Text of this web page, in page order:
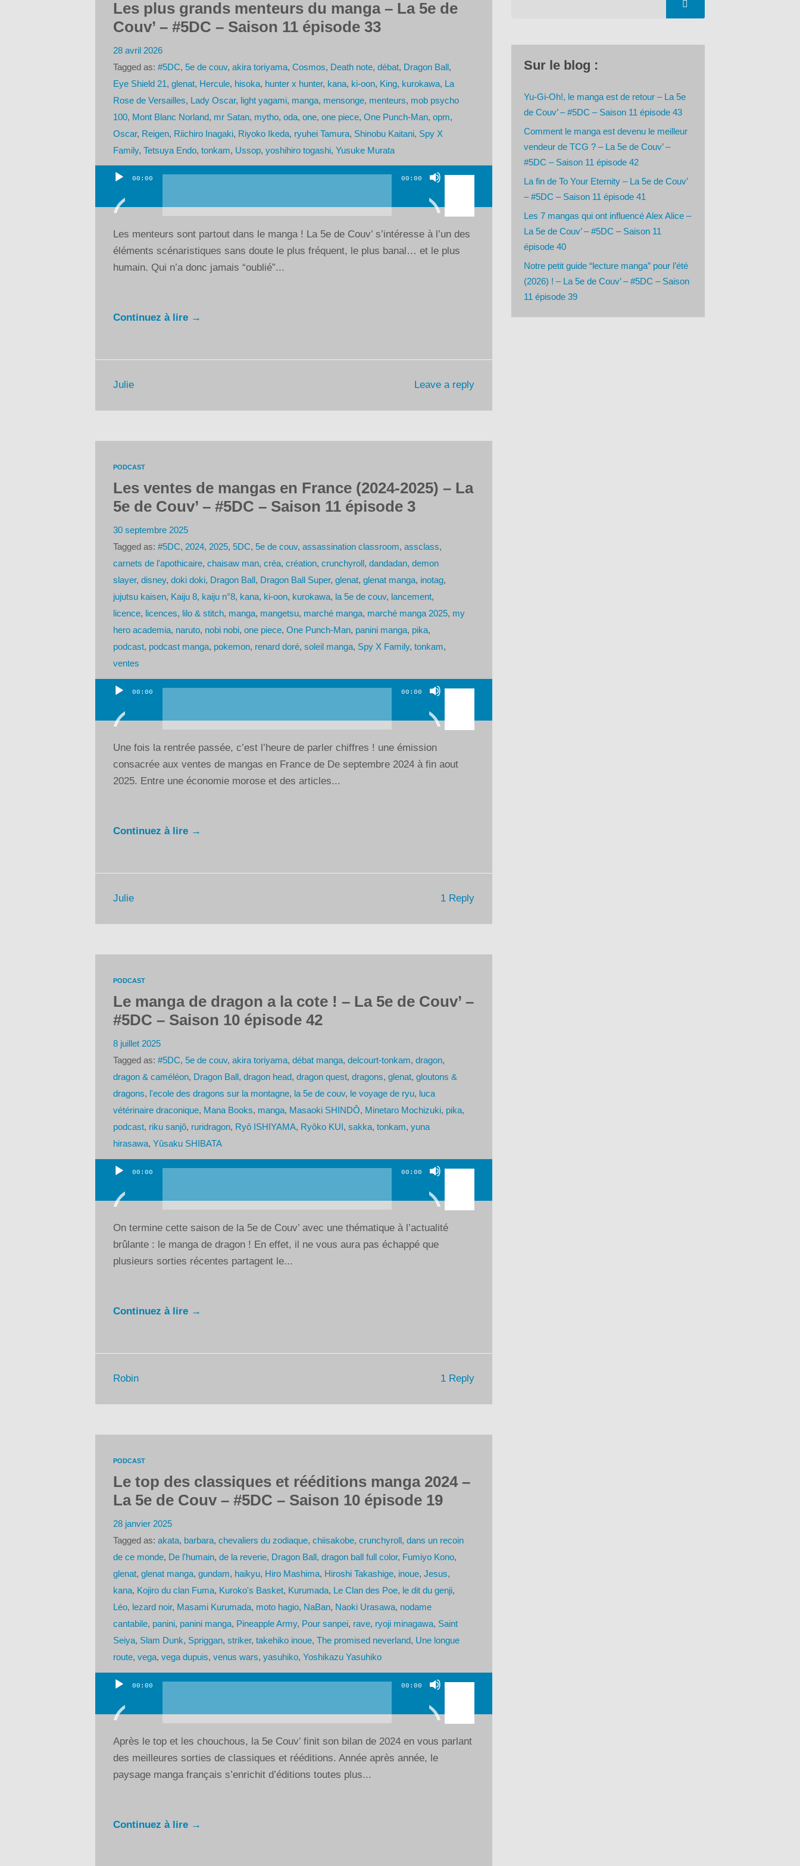
Les plus grands menteurs du manga – La 5e de
Couv’ – #5DC – Saison 11 épisode 33
28 avril 2026
Tagged as: #5DC, 5e de couv, akira toriyama, Cosmos, Death note, débat, Dragon Ball,
Eye Shield 21, glenat, Hercule, hisoka, hunter x hunter, kana, ki-oon, King, kurokawa, La
Rose de Versailles, Lady Oscar, light yagami, manga, mensonge, menteurs, mob psycho
100, Mont Blanc Norland, mr Satan, mytho, oda, one, one piece, One Punch-Man, opm,
Oscar, Reigen, Riichiro Inagaki, Riyoko Ikeda, ryuhei Tamura, Shinobu Kaitani, Spy X
Family, Tetsuya Endo, tonkam, Ussop, yoshihiro togashi, Yusuke Murata
Lecteur
audio
00:00 00:00
Utilisez
flèches
pour
augmenter
Les menteurs sont partout dans le manga ! La 5e de Couv’ s’intéresse à l’un des
éléments scénaristiques sans doute le plus fréquent, le plus banal… et le plus
humain. Qui n’a donc jamais “oublié”...
Continuez à lire →
Leave a reply
Julie
PODCAST
Les ventes de mangas en France (2024-2025) – La
5e de Couv’ – #5DC – Saison 11 épisode 3
30 septembre 2025
Tagged as: #5DC, 2024, 2025, 5DC, 5e de couv, assassination classroom, assclass,
carnets de l'apothicaire, chaisaw man, créa, création, crunchyroll , dandadan, demon
slayer, disney, doki doki, Dragon Ball , Dragon Ball Super, glenat, glenat manga, inotag,
jujutsu kaisen, Kaiju 8, kaiju n°8, kana, ki-oon, kurokawa, la 5e de couv, lancement,
licence, licences, lilo & stitch, manga, mangetsu, marché manga, marché manga 2025, my
hero academia, naruto, nobi nobi, one piece, One Punch-Man, panini manga, pika,
podcast, podcast manga, pokemon, renard doré, soleil manga, Spy X Family, tonkam,
ventes
Lecteur
audio
00:00 00:00
Utilisez
flèches
augmenter
Une fois la rentrée passée, c’est l’heure de parler chiffres ! une émission
consacrée aux ventes de mangas en France de De septembre 2024 à fin aout
2025. Entre une économie morose et des articles...
Continuez à lire →
1 Reply
Julie
PODCAST
Le manga de dragon a la cote ! – La 5e de Couv’ –
#5DC – Saison 10 épisode 42
8 juillet 2025
Tagged as: #5DC, 5e de couv, akira toriyama, débat manga, delcourt-tonkam, dragon,
dragon & caméléon, Dragon Ball , dragon head, dragon quest, dragons, glenat, gloutons &
dragons, l'ecole des dragons sur la montagne, la 5e de couv, le voyage de ryu, luca
vétérinaire draconique, Mana Books, manga, Masaoki SHINDÔ, Minetaro Mochizuki, pika,
podcast, riku sanjô, ruridragon, Ryô ISHIYAMA, Ryôko KUI , sakka, tonkam, yuna
hirasawa, Yûsaku SHIBATA
Lecteur
audio
00:00 00:00
Utilisez
flèches
pour
On termine cette saison de la 5e de Couv’ avec une thématique à l’actualité
brûlante : le manga de dragon ! En effet, il ne vous aura pas échappé que
plusieurs sorties récentes partagent le...
Continuez à lire →
1 Reply
Robin
PODCAST
Le top des classiques et rééditions manga 2024 –
La 5e de Couv – #5DC – Saison 10 épisode 19
28 janvier 2025
Tagged as: akata, barbara, chevaliers du zodiaque, chiisakobe, crunchyroll , dans un recoin
de ce monde, De l'humain, de la reverie, Dragon Ball , dragon ball full color, Fumiyo Kono,
glenat, glenat manga, gundam, haikyu, Hiro Mashima, Hiroshi Takashige, inoue, Jesus,
kana, Kojiro du clan Fuma, Kuroko's Basket, Kurumada, Le Clan des Poe, le dit du genji,
Léo, lezard noir, Masami Kurumada, moto hagio, NaBan, Naoki Urasawa, nodame
cantabile, panini, panini manga, Pineapple Army, Pour sanpei, rave, ryoji minagawa, Saint
Seiya, Slam Dunk, Spriggan, striker, takehiko inoue, The promised neverland, Une longue
route, vega, vega dupuis, venus wars, yasuhiko, Yoshikazu Yasuhiko
Lecteur
audio
00:00 00:00
Utilisez
flèches
pour
Après le top et les chouchous, la 5e Couv’ finit son bilan de 2024 en vous parlant
des meilleures sorties de classiques et rééditions. Année après année, le
paysage manga français s’enrichit d’éditions toutes plus...
Continuez à lire →
Sur le blog :
Yu-Gi-Oh!, le manga est de retour – La 5e
de Couv’ – #5DC – Saison 11 épisode 43
Comment le manga est devenu le meilleur
vendeur de TCG ? – La 5e de Couv’ –
#5DC – Saison 11 épisode 42
La fin de To Your Eternity – La 5e de Couv’
– #5DC – Saison 11 épisode 41
Les 7 mangas qui ont influencé Alex Alice –
La 5e de Couv’ – #5DC – Saison 11
épisode 40
Notre petit guide “lecture manga” pour l’été
(2026) ! – La 5e de Couv’ – #5DC – Saison
11 épisode 39